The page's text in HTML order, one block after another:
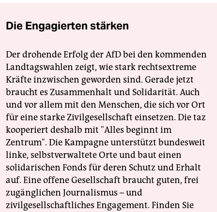
Die Engagierten stärken
Der drohende Erfolg der AfD bei den kommenden
Landtagswahlen zeigt, wie stark rechtsextreme
Kräfte inzwischen geworden sind. Gerade jetzt
braucht es Zusammenhalt und Solidarität. Auch
und vor allem mit den Menschen, die sich vor Ort
für eine starke Zivilgesellschaft einsetzen. Die taz
kooperiert deshalb mit "Alles beginnt im
Zentrum". Die Kampagne unterstützt bundesweit
linke, selbstverwaltete Orte und baut einen
solidarischen Fonds für deren Schutz und Erhalt
auf. Eine offene Gesellschaft braucht guten, frei
zugänglichen Journalismus – und
zivilgesellschaftliches Engagement. Finden Sie